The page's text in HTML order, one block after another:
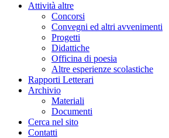
Attività altre
Concorsi
Convegni ed altri avvenimenti
Progetti
Didattiche
Officina di poesia
Altre esperienze scolastiche
Rapporti Letterari
Archivio
Materiali
Documenti
Cerca nel sito
Contatti